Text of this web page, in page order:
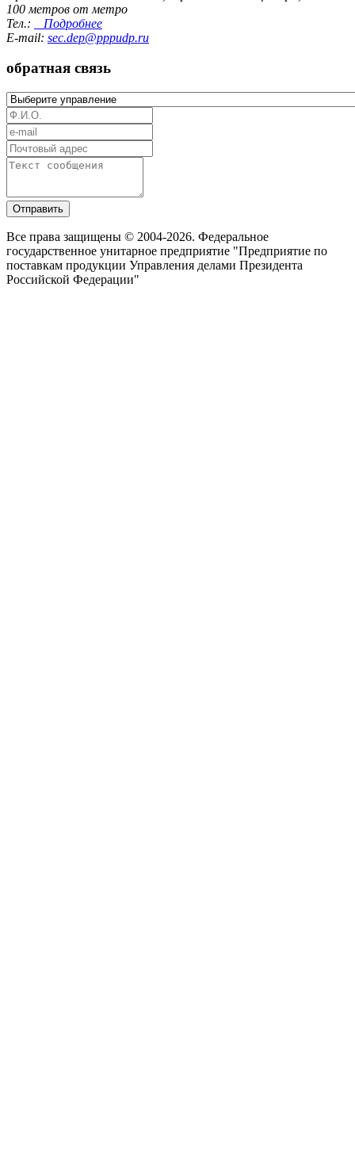
100 метров от метро
Тел.:
Подробнее
E-mail: sec.dep@pppudp.ru
обратная связь
Отправить
Все права защищены © 2004-2026. Федеральное
государственное унитарное предприятие "Предприятие по
поставкам продукции Управления делами Президента
Российской Федерации"